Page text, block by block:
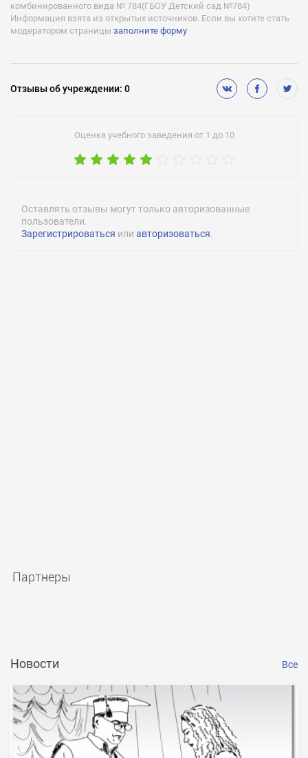
комбинированного вида № 784(ГБОУ Детский сад №784)
Информация взята из открытых источников. Если вы хотите стать
модератором страницы заполните форму
Отзывыоб учреждении: 0
Оценка учебного заведения от 1 до 10
Оставлять отзывы могут только авторизованные
пользователи.
Зарегистрироваться или авторизоваться.
Партнеры